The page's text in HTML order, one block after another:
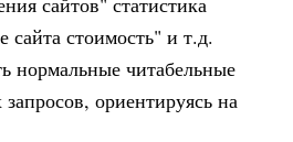
сайта стоимость" и т.д.
нормальные читабельные
ориентируясь на